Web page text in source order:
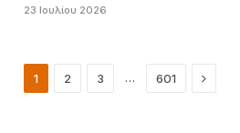
23 Ιουλίου 2026
1 2 3 … 601 Next